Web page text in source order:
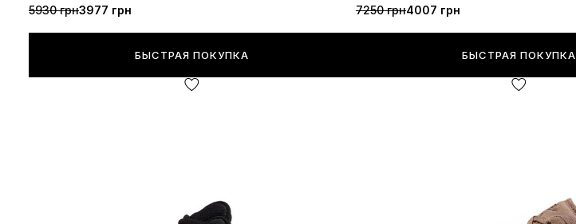
5930 грн3977 грн
БЫСТРАЯ ПОКУПКА
7250 грн4007 грн
БЫСТРАЯ ПОКУПКА